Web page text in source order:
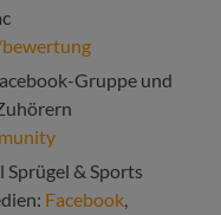
Gruppe und
& Sports
Facebook,